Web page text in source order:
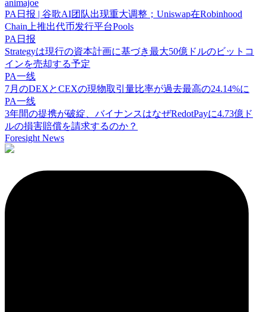
animajoe
PA日报 | 谷歌AI团队出现重大调整；Uniswap在Robinhood
Chain上推出代币发行平台Pools
PA日报
Strategyは現行の資本計画に基づき最大50億ドルのビットコ
インを売却する予定
PA一线
7月のDEXとCEXの現物取引量比率が過去最高の24.14%に
PA一线
3年間の提携が破綻、バイナンスはなぜRedotPayに4.73億ド
ルの損害賠償を請求するのか？
Foresight News